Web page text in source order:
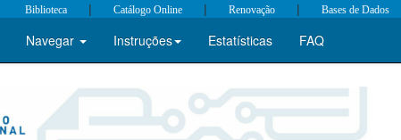
Biblioteca | Catálogo Online | Renovação | Bases de Dados
Navegar Instruções Estatísticas FAQ